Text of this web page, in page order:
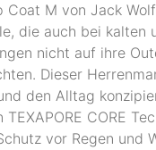
Coat M von Jack
die auch bei kalten
nicht auf ihre
Dieser
den Alltag
CORE
vor Regen und